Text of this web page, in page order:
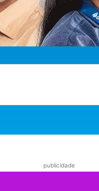
publicidade